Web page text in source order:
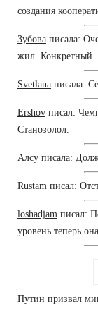
создания
Зубова писала:
жил. Конкретный.
Svetlana писала:
Ershov писал:
Станозолол.
Алсу писала:
Rustam писал:
loshadjam писал:
уровень теперь
Путин призвал